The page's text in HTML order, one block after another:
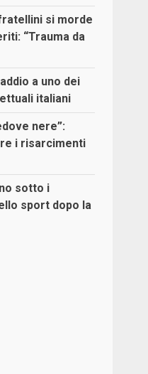
si morde
“Trauma da
a uno dei
italiani
nere”:
i risarcimenti
sotto i
sport dopo la